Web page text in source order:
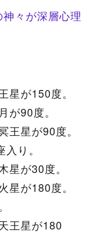
々が深層心理
星が150度。
が90度。
王星が90度。
り。
星が30度。
星が180度。
王星が180